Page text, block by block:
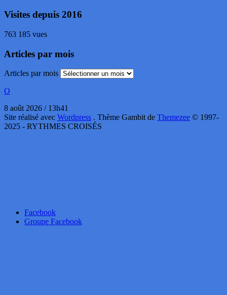
Visites depuis 2016
763 185 vues
Articles par mois
Articles par mois
O
8 août 2026 / 13h41
Site réalisé avec Wordpress . Thème Gambit de Themezee © 1997-
2025 - RYTHMES CROISÉS
Facebook
Groupe Facebook